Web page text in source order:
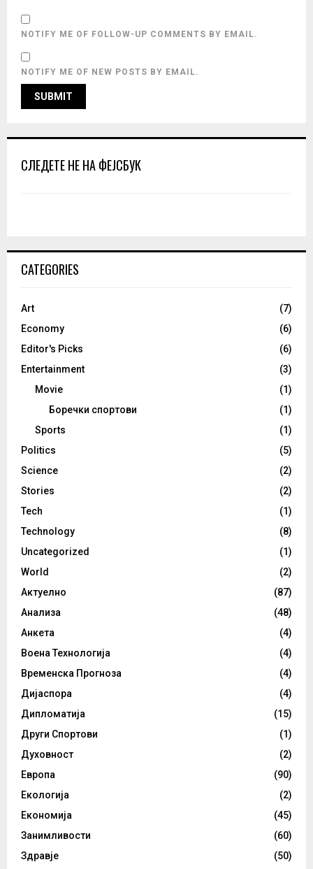
NOTIFY ME OF FOLLOW-UP COMMENTS BY EMAIL.
NOTIFY ME OF NEW POSTS BY EMAIL.
СЛЕДЕТЕ НЕ НА ФЕЈСБУК
CATEGORIES
Art
(7)
Economy
(6)
Editor's Picks
(6)
Entertainment
(3)
Movie
(1)
Боречки спортови
(1)
Sports
(1)
Politics
(5)
Science
(2)
Stories
(2)
Tech
(1)
Technology
(8)
Uncategorized
(1)
World
(2)
Актуелно
(87)
Анализа
(48)
Анкета
(4)
Воена Технологија
(4)
Временска Прогноза
(4)
Дијаспора
(4)
Дипломатија
(15)
Други Спортови
(1)
Духовност
(2)
Европа
(90)
Екологија
(2)
Економија
(45)
Занимливости
(60)
Здравје
(50)